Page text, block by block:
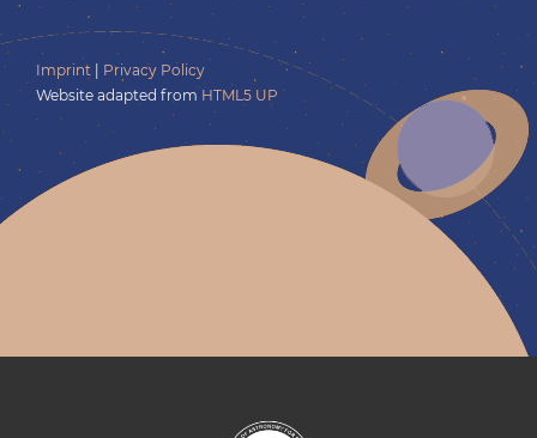
Imprint | Privacy Policy
Website adapted fromHTML5 UP